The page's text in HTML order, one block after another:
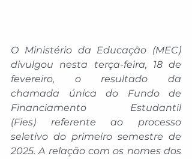
O Ministério da Educação (MEC)
divulgou nesta terça-feira, 18 de
fevereiro, o resultado da
chamada única do Fundo de
Financiamento Estudantil
(Fies) referente ao processo
seletivo do primeiro semestre de
2025. A relação com os nomes dos